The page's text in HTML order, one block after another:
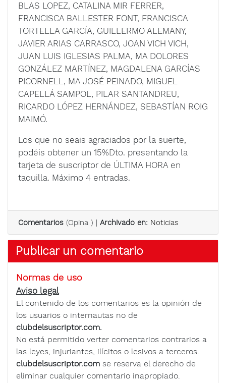
BLAS LOPEZ, CATALINA MIR FERRER,
FRANCISCA BALLESTER FONT, FRANCISCA
TORTELLA GARCÍA, GUILLERMO ALEMANY,
JAVIER ARIAS CARRASCO, JOAN VICH VICH,
JUAN LUIS IGLESIAS PALMA, MA DOLORES
GONZÁLEZ MARTÍNEZ, MAGDALENA GARCÍAS
PICORNELL, MA JOSÉ PEINADO, MIGUEL
CAPELLÁ SAMPOL, PILAR SANTANDREU,
RICARDO LÓPEZ HERNÁNDEZ, SEBASTÍAN ROIG
MAIMÓ.
Los que no seais agraciados por la suerte,
podéis obtener un 15%Dto. presentando la
tarjeta de suscriptor de ÚLTIMA HORA en
taquilla. Máximo 4 entradas.
Comentarios (Opina ) | Archivado en: Noticias
Publicar un comentario
Normas de uso
Aviso legal
El contenido de los comentarios es la opinión de
los usuarios o internautas no de
clubdelsuscriptor.com.
No está permitido verter comentarios contrarios a
las leyes, injuriantes, ilícitos o lesivos a terceros.
clubdelsuscriptor.com se reserva el derecho de
eliminar cualquier comentario inapropiado.